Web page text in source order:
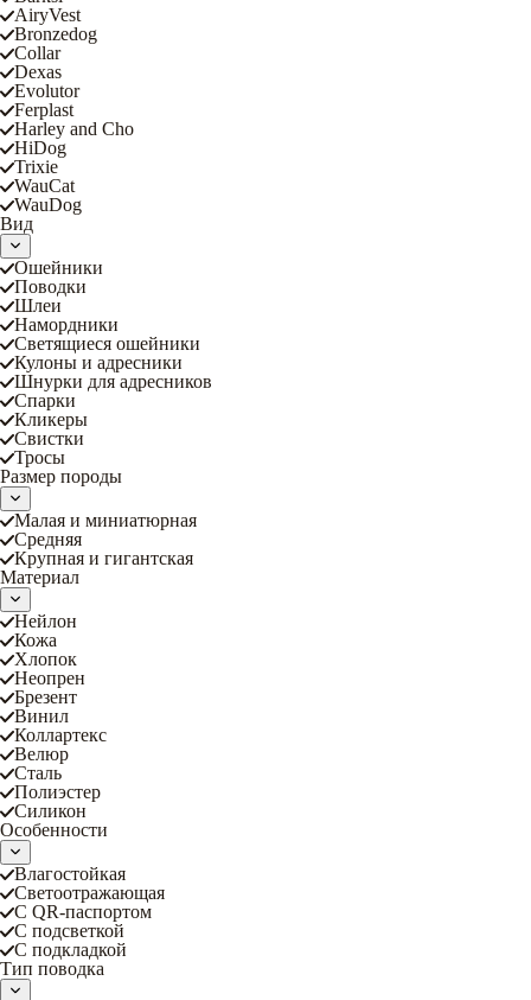
AiryVest
Bronzedog
Collar
Dexas
Evolutor
Ferplast
Harley and Cho
HiDog
Trixie
WauCat
WauDog
Вид
Ошейники
Поводки
Шлеи
Намордники
Светящиеся ошейники
Кулоны и адресники
Шнурки для адресников
Спарки
Кликеры
Свистки
Тросы
Размер породы
Малая и миниатюрная
Средняя
Крупная и гигантская
Материал
Нейлон
Кожа
Хлопок
Неопрен
Брезент
Винил
Коллартекс
Велюр
Сталь
Полиэстер
Силикон
Особенности
Влагостойкая
Светоотражающая
С QR-паспортом
С подсветкой
С подкладкой
Тип поводка